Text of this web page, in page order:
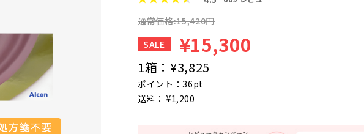
通常価格:15,420円
SALE
¥15,300
1箱： ¥3,825
ポイント：36pt
送料： ¥1,200